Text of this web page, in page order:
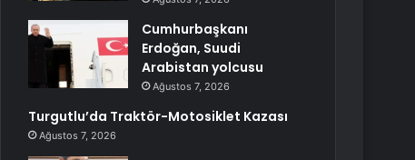
Cumhurbaşkanı
Erdoğan, Suudi
Arabistan yolcusu
Ağustos 7, 2026
Turgutlu’da Traktör-Motosiklet Kazası
Ağustos 7, 2026